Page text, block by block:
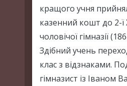
кращого учня
казенний кошт до 2-ї
чоловічої гімназії
Здібний учень
клас з відзнаками.
гімназист із Іваном